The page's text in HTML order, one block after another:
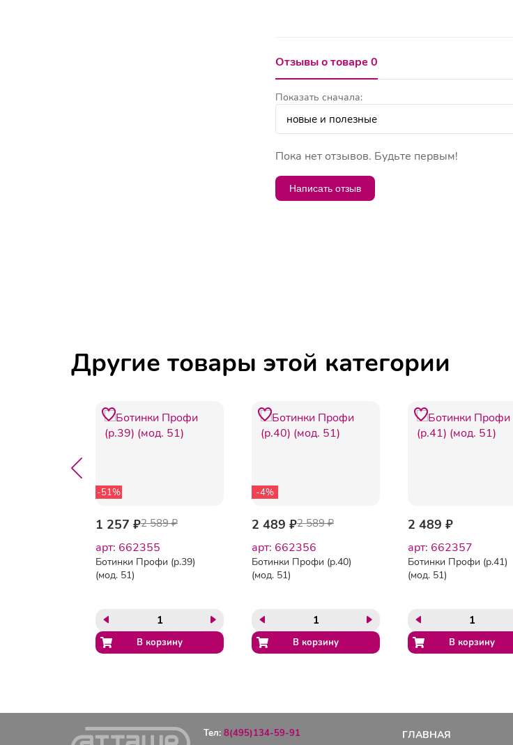
Отзывы о товаре 0
Показать сначала:
Пока нет отзывов. Будьте первым!
Написать отзыв
Другие товары этой категории
-51%
1 257 ₽2 589 ₽
арт: 662355
Ботинки Профи (р.39)
(мод. 51)
-4%
2 489 ₽2 589 ₽
арт: 662356
Ботинки Профи (р.40)
(мод. 51)
2 489 ₽
арт: 662357
Ботинки Профи (р.41)
(мод. 51)
Тел: 8(495)134-59-91 ГЛАВНАЯ